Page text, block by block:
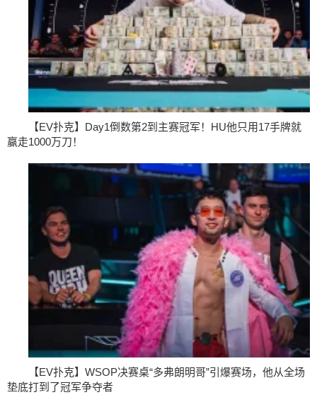
【EV扑克】Day1倒数第2到主赛冠军！HU他只用17手牌就
赢走1000万刀！
【EV扑克】WSOP决赛桌“多弗朗明哥”引爆赛场，他从全场
垫底打到了冠军争夺者